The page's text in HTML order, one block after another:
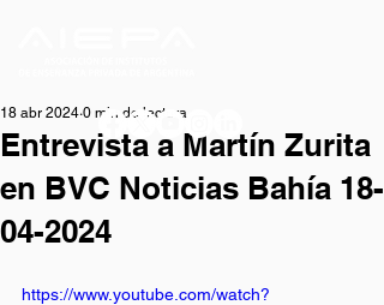
Entrevista a Martín Zurita
en BVC Noticias Bahía 18-
04-2024
18 abr 2024 0 min de lectura
https://www.youtube.com/watch?